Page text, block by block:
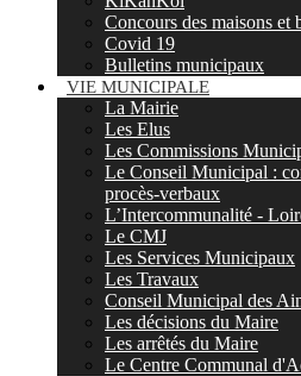
Concours des maisons et
Covid 19
Bulletins municipaux
VIE MUNICIPALE
La Mairie
Les Elus
Les Commissions
Le Conseil Municipal :
procès-verbaux
L’Intercommunalité -
Le CMJ
Les Services Municipaux
Les Travaux
Conseil Municipal des
Les décisions du Maire
Les arrêtés du Maire
Le Centre Communal